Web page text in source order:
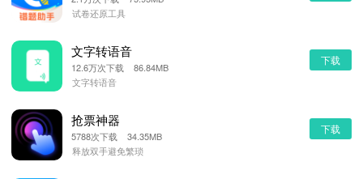
试卷还原工具
文字转语音
12.6万次下载 86.84MB
文字转语音
下载
抢票神器
5788次下载 34.35MB
释放双手避免繁琐
下载